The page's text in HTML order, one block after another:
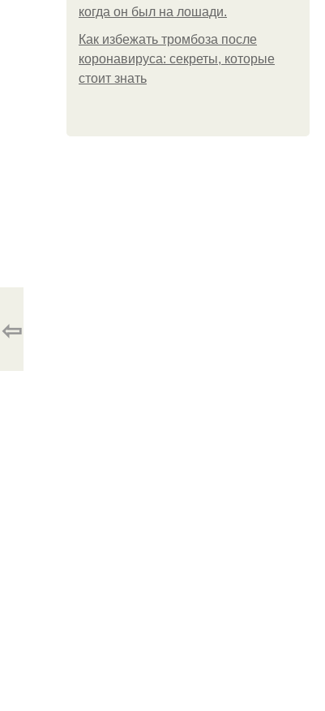
когда он был на лошади.
Как избежать тромбоза после
коронавируса: секреты, которые
стоит знать
⇦